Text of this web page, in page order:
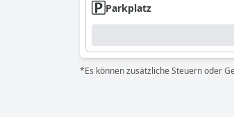
Parkplatz
*Es können zusätzliche Steuern oder